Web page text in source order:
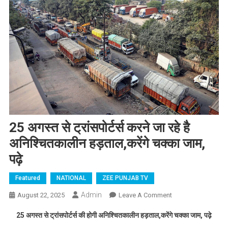
25 अगस्त से ट्रांसपोर्टर्स करने जा रहे है
अनिश्चितकालीन हड़ताल,करेंगे चक्का जाम,
पढ़े
Featured NATIONAL ZEE PUNJAB TV
August 22, 2025 Admin Leave A CommentOn 25 अगस्त से
रहे है
25 अगस्त से ट्रांसपोर्टर्स की होगी अनिश्चितकालीन हड़ताल,करेंगे चक्का जाम, पढ़े